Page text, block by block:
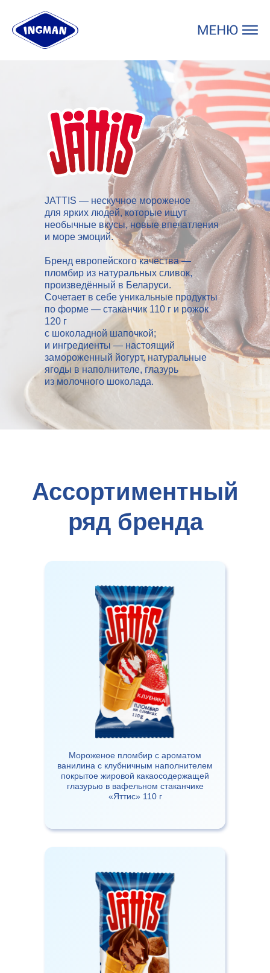
jattis
JATTIS — нескучное мороженое
для ярких людей, которые ищут
необычные вкусы, новые впечатления
и море эмоций.
Бренд европейского качества —
пломбир из натуральных сливок,
произведённый в Беларуси.
Сочетает в себе уникальные продукты
по форме — стаканчик 110 г и рожок
120 г
с шоколадной шапочкой;
и ингредиенты — настоящий
замороженный йогурт, натуральные
ягоды в наполнителе, глазурь
из молочного шоколада.
Ассортиментный
ряд бренда
Мороженое пломбир с ароматом
ванилина с клубничным наполнителем
покрытое жировой какаосодержащей
глазурью в вафельном стаканчике
«Яттис» 110 г